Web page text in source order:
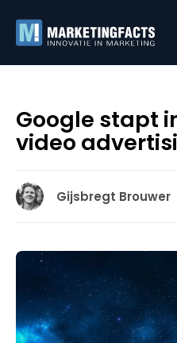
Google stapt
video
Gijsbregt Brouwer